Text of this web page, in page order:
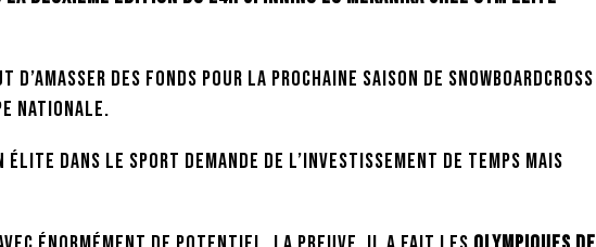
d’amasser des fonds pour la prochaine saison de Snowboardcross
Nationale.
dans le sport demande de l’investissement de temps mais